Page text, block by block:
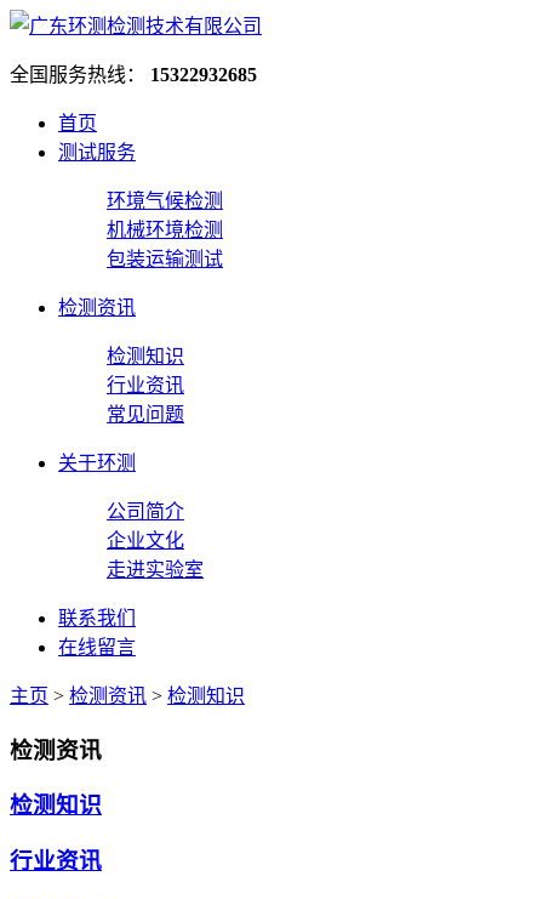
全国服务热线： 15322932685
首页
测试服务
环境气候检测
机械环境检测
包装运输测试
检测资讯
检测知识
行业资讯
常见问题
关于环测
公司简介
企业文化
走进实验室
联系我们
在线留言
主页 > 检测资讯 > 检测知识
检测资讯
检测知识
行业资讯